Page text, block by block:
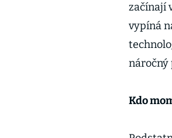
začínají
vypíná
náročný
Kdo